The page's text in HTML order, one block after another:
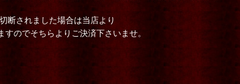
断されました場合は当店より
のでそちらよりご決済下さいませ。